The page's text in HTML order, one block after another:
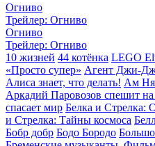
Огниво
Трейлер: Огниво
Огниво
Трейлер: Огниво
10 жизней 44 котёнка LEGO
«Просто супер» Агент Джи-
Алиса знает, что делать! Ам
Аркадий Паровозов спешит
спасает мир Белка и Стрелка:
и Стрелка: Тайны космоса
Бобр добр Бодо Бородо